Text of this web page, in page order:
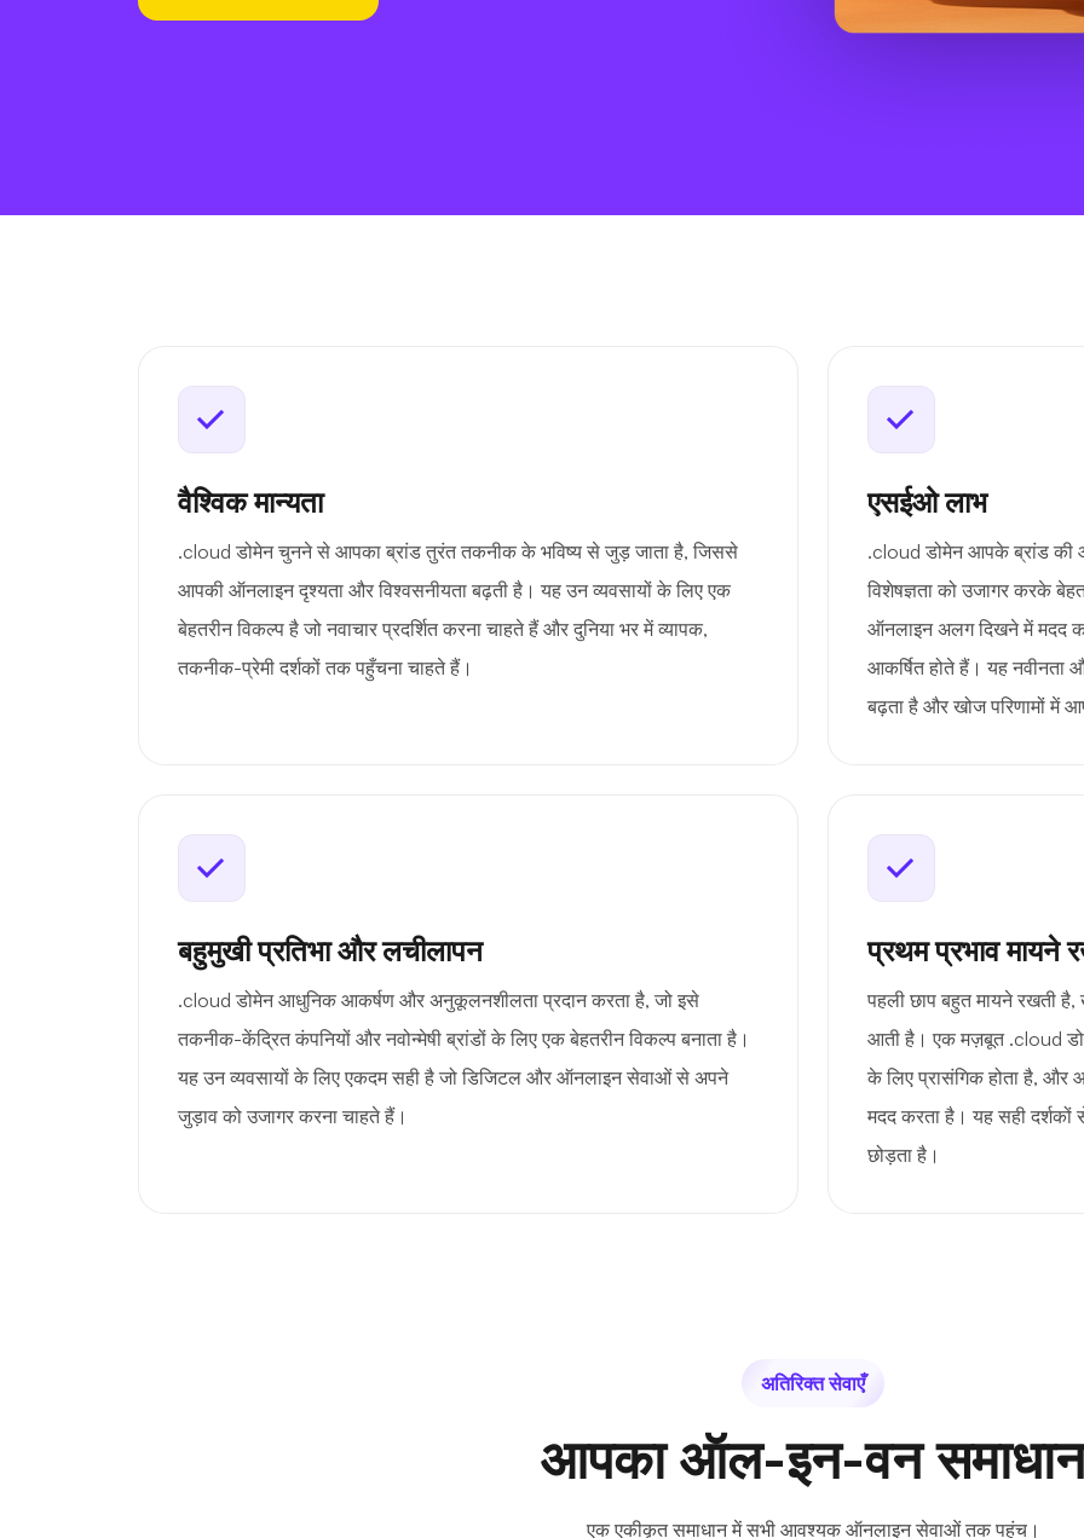
वैश्विक मान्यता
.cloud डोमेन चुनने से आपका ब्रांड तुरंत तकनीक के भविष्य से जुड़ जाता है, जिससे
आपकी ऑनलाइन दृश्यता और विश्वसनीयता बढ़ती है। यह उन व्यवसायों के लिए एक
बेहतरीन विकल्प है जो नवाचार प्रदर्शित करना चाहते हैं और दुनिया भर में व्यापक,
तकनीक-प्रेमी दर्शकों तक पहुँचना चाहते हैं।
एसईओ लाभ
.cloud डोमेन आपके ब्रांड की
विशेषज्ञता को उजागर करके
ऑनलाइन अलग दिखने में मदद
आकर्षित होते हैं। यह नवीनता
बढ़ता है और खोज परिणामों में
बहुमुखी प्रतिभा और लचीलापन
.cloud डोमेन आधुनिक आकर्षण और अनुकूलनशीलता प्रदान करता है, जो इसे
तकनीक-केंद्रित कंपनियों और नवोन्मेषी ब्रांडों के लिए एक बेहतरीन विकल्प बनाता है।
यह उन व्यवसायों के लिए एकदम सही है जो डिजिटल और ऑनलाइन सेवाओं से अपने
जुड़ाव को उजागर करना चाहते हैं।
प्रथम प्रभाव मायने
पहली छाप बहुत मायने रखती
आती है। एक मज़बूत .cloud
के लिए प्रासंगिक होता है, और
मदद करता है। यह सही
छोड़ता है।
अतिरिक्त सेवाएँ
आपका ऑल-इन-वन समाधान
एक एकीकृत समाधान में सभी आवश्यक ऑनलाइन सेवाओं तक पहुंच।